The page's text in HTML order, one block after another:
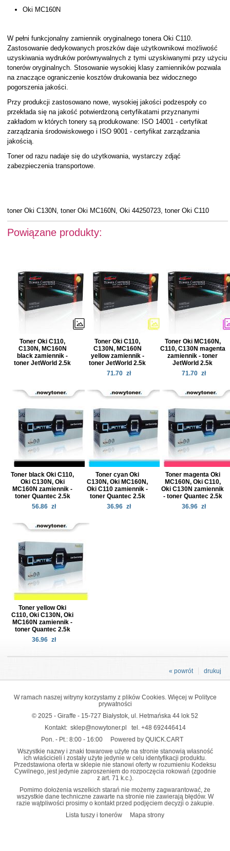
Oki MC160N
W pełni funkcjonalny zamiennik oryginalnego tonera Oki C110.
Zastosowanie dedykowanych proszków daje użytkownikowi możliwość
uzyskiwania wydruków porównywalnych z tymi uzyskiwanymi przy użyciu
tonerów oryginalnych. Stosowanie wysokiej klasy zamienników pozwala
na znaczące ograniczenie kosztów drukowania bez widocznego
pogorszenia jakości.
Przy produkcji zastosowano nowe, wysokiej jakości podzespoły co
przekłada się na jakość potwierdzoną certyfikatami przyznanymi
zakładom w których tonery są produkowane: ISO 14001 - certyfikat
zarządzania środowiskowego i ISO 9001 - certyfikat zarządzania
jakością.
Toner od razu nadaje się do użytkowania, wystarczy zdjąć
zabezpieczenia transportowe.
toner Oki C130N, toner Oki MC160N, Oki 44250723, toner Oki C110
Powiązane produkty:
Toner Oki C110,
C130N, MC160N
black zamiennik -
toner JetWorld 2.5k
Toner Oki C110,
C130N, MC160N
yellow zamiennik -
toner JetWorld 2.5k
71.70 zł
Toner Oki MC160N,
C110, C130N magenta
zamiennik - toner
JetWorld 2.5k
71.70 zł
Toner black Oki C110,
Oki C130N, Oki
MC160N zamiennik -
toner Quantec 2.5k
56.86 zł
Toner cyan Oki
C130N, Oki MC160N,
Oki C110 zamiennik -
toner Quantec 2.5k
36.96 zł
Toner magenta Oki
MC160N, Oki C110,
Oki C130N zamiennik
- toner Quantec 2.5k
36.96 zł
Toner yellow Oki
C110, Oki C130N, Oki
MC160N zamiennik -
toner Quantec 2.5k
36.96 zł
drukuj
« powrót
W ramach naszej witryny korzystamy z plików Cookies. Więcej w Polityce
prywatności
© 2025 - Giraffe - 15-727 Białystok, ul. Hetmańska 44 lok 52
Kontakt: sklep@nowytoner.pl tel. +48 692446414
Pon. - Pt.: 8:00 - 16:00
Powered by QUICK.CART
Wszystkie nazwy i znaki towarowe użyte na stronie stanowią własność
ich właścicieli i zostały użyte jedynie w celu identyfikacji produktu.
Przedstawiona oferta w sklepie nie stanowi oferty w rozumieniu Kodeksu
Cywilnego, jest jedynie zaproszeniem do rozpoczęcia rokowań (zgodnie
z art. 71 k.c.).
Pomimo dołożenia wszelkich starań nie możemy zagwarantować, że
wszystkie dane techniczne zawarte na stronie nie zawierają błędów. W
razie wątpliwości prosimy o kontakt przed podjęciem decyzji o zakupie.
Lista tuszy i tonerów
Mapa strony